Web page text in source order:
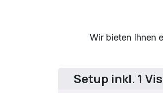
Wir bieten Ihnen
Setup inkl. 1